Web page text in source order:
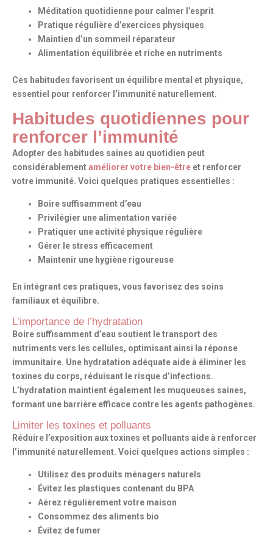
Méditation quotidienne pour calmer l’esprit
Pratique régulière d’exercices physiques
Maintien d’un sommeil réparateur
Alimentation équilibrée et riche en nutriments
Ces habitudes favorisent un équilibre mental et physique,
essentiel pour renforcer l’immunité naturellement.
Habitudes quotidiennes pour
renforcer l’immunité
Adopter des habitudes saines au quotidien peut
considérablementaméliorer votre bien-être et renforcer
votre immunité. Voici quelques pratiques essentielles :
Boire suffisamment d’eau
Privilégier une alimentation variée
Pratiquer une activité physique régulière
Gérer le stress efficacement
Maintenir une hygiène rigoureuse
En intégrant ces pratiques, vous favorisez des soins
familiaux et équilibre.
L’importance de l’hydratation
Boire suffisamment d’eau soutient le transport des
nutriments vers les cellules, optimisant ainsi la réponse
immunitaire. Une hydratation adéquate aide à éliminer les
toxines du corps, réduisant le risque d’infections.
L’hydratation maintient également les muqueuses saines,
formant une barrière efficace contre les agents pathogènes.
Limiter les toxines et polluants
Réduire l’exposition aux toxines et polluants aide à renforcer
l’immunité naturellement. Voici quelques actions simples :
Utilisez des produits ménagers naturels
Évitez les plastiques contenant du BPA
Aérez régulièrement votre maison
Consommez des aliments bio
Évitez de fumer